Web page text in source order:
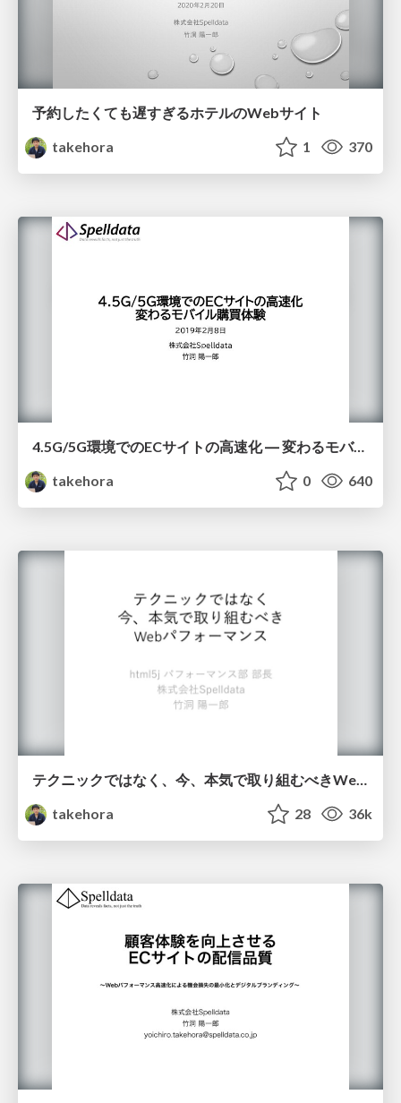
予約したくても遅すぎるホテルのWebサイト
takehora
1 370
4.5G/5G環境でのECサイトの高速化 ― 変わるモバイル購買体験
takehora
0 640
テクニックではなく、今、本気で取り組むべきWebパフォーマンス
takehora
28 36k